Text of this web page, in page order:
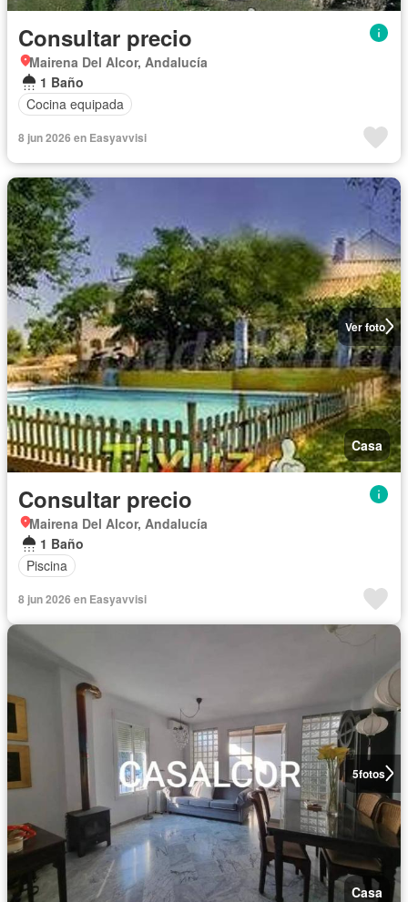
Consultar precio
Mairena Del Alcor, Andalucía
1 Baño
Cocina equipada
8 jun 2026 en Easyavvisi
Ver foto
Casa
Consultar precio
Mairena Del Alcor, Andalucía
1 Baño
Piscina
8 jun 2026 en Easyavvisi
5fotos
Casa